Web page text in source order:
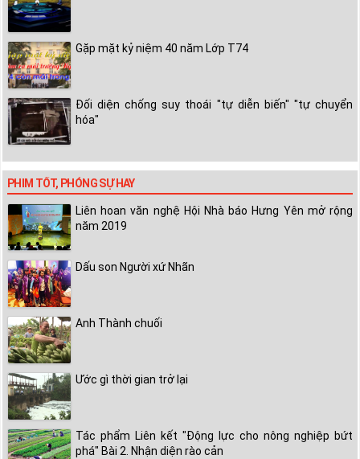
Gặp mặt kỷ niệm 40 năm Lớp T74
Đối diện chống suy thoái "tự diễn biến" "tự chuyển
hóa"
PHIM TỐT, PHÓNG SỰ HAY
Liên hoan văn nghệ Hội Nhà báo Hưng Yên mở rộng
năm 2019
Dấu son Người xứ Nhãn
Anh Thành chuối
Ước gì thời gian trở lại
Tác phẩm Liên kết "Động lực cho nông nghiệp bứt
phá" Bài 2. Nhận diện rào cản